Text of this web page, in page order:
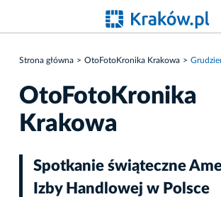
Strona główna OtoFotoKronika Krakowa
OtoFotoKronika
Krakowa
Spotkanie świąteczne
Izby Handlowej w Polsce